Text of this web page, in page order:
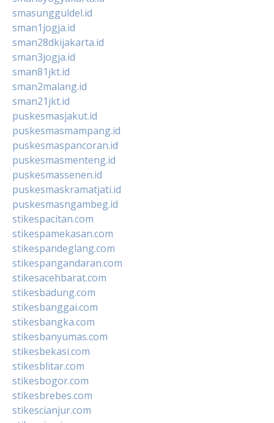
smasungguldel.id
sman1jogja.id
sman28dkijakarta.id
sman3jogja.id
sman81jkt.id
sman2malang.id
sman21jkt.id
puskesmasjakut.id
puskesmasmampang.id
puskesmaspancoran.id
puskesmasmenteng.id
puskesmassenen.id
puskesmaskramatjati.id
puskesmasngambeg.id
stikespacitan.com
stikespamekasan.com
stikespandeglang.com
stikespangandaran.com
stikesacehbarat.com
stikesbadung.com
stikesbanggai.com
stikesbangka.com
stikesbanyumas.com
stikesbekasi.com
stikesblitar.com
stikesbogor.com
stikesbrebes.com
stikescianjur.com